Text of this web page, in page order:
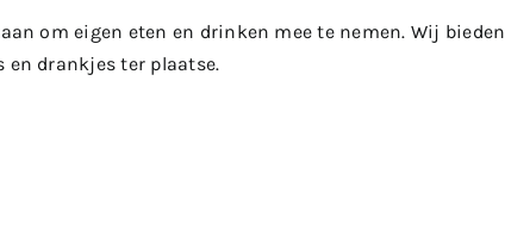
om eigen eten en drinken mee te nemen. Wij bieden
en drankjes ter plaatse.